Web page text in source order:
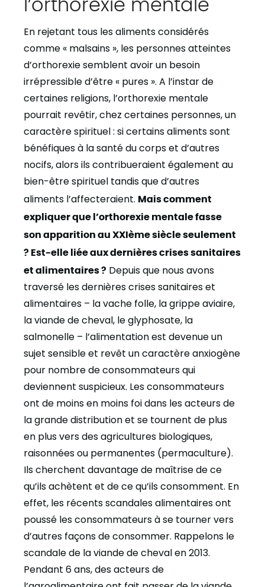
En rejetant tous les aliments considérés
comme « malsains », les personnes atteintes
d’orthorexie semblent avoir un besoin
irrépressible d’être « pures ». A l’instar de
certaines religions, l’orthorexie mentale
pourrait revêtir, chez certaines personnes, un
caractère spirituel : si certains aliments sont
bénéfiques à la santé du corps et d’autres
nocifs, alors ils contribueraient également au
bien-être spirituel tandis que d’autres
aliments l’affecteraient. Mais comment
expliquer que l’orthorexie mentale fasse
son apparition au XXIème siècle seulement
? Est-elle liée aux dernières crises sanitaires
et alimentaires ? Depuis que nous avons
traversé les dernières crises sanitaires et
alimentaires – la vache folle, la grippe aviaire,
la viande de cheval, le glyphosate, la
salmonelle – l’alimentation est devenue un
sujet sensible et revêt un caractère anxiogène
pour nombre de consommateurs qui
deviennent suspicieux. Les consommateurs
ont de moins en moins foi dans les acteurs de
la grande distribution et se tournent de plus
en plus vers des agricultures biologiques,
raisonnées ou permanentes (permaculture).
Ils cherchent davantage de maîtrise de ce
qu’ils achètent et de ce qu’ils consomment. En
effet, les récents scandales alimentaires ont
poussé les consommateurs à se tourner vers
d’autres façons de consommer. Rappelons le
scandale de la viande de cheval en 2013.
Pendant 6 ans, des acteurs de